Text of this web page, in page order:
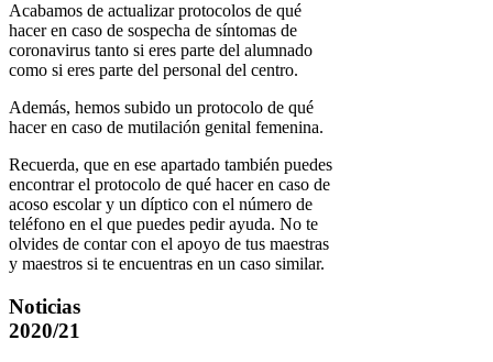
Acabamos de actualizar protocolos de qué
hacer en caso de sospecha de síntomas de
coronavirus tanto si eres parte del alumnado
como si eres parte del personal del centro.
Además, hemos subido un protocolo de qué
hacer en caso de mutilación genital femenina.
Recuerda, que en ese apartado también puedes
encontrar el protocolo de qué hacer en caso de
acoso escolar y un díptico con el número de
teléfono en el que puedes pedir ayuda. No te
olvides de contar con el apoyo de tus maestras
y maestros si te encuentras en un caso similar.
Noticias
2020/21